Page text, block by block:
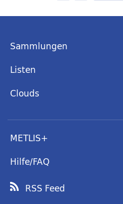
Sammlungen
Listen
Clouds
METLIS+
Hilfe/FAQ
RSS Feed